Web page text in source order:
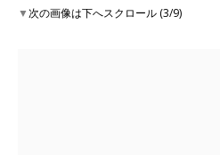
▼次の画像は下へスクロール (3/9)